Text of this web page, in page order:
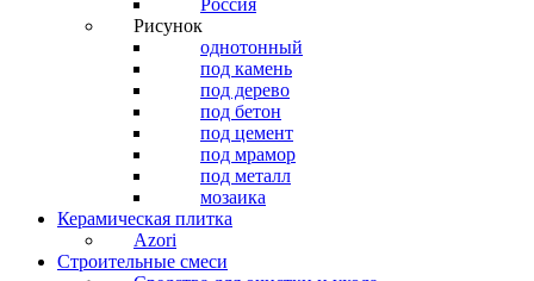
Россия
Рисунок
однотонный
под камень
под дерево
под бетон
под цемент
под мрамор
под металл
мозаика
Керамическая плитка
Azori
Строительные смеси